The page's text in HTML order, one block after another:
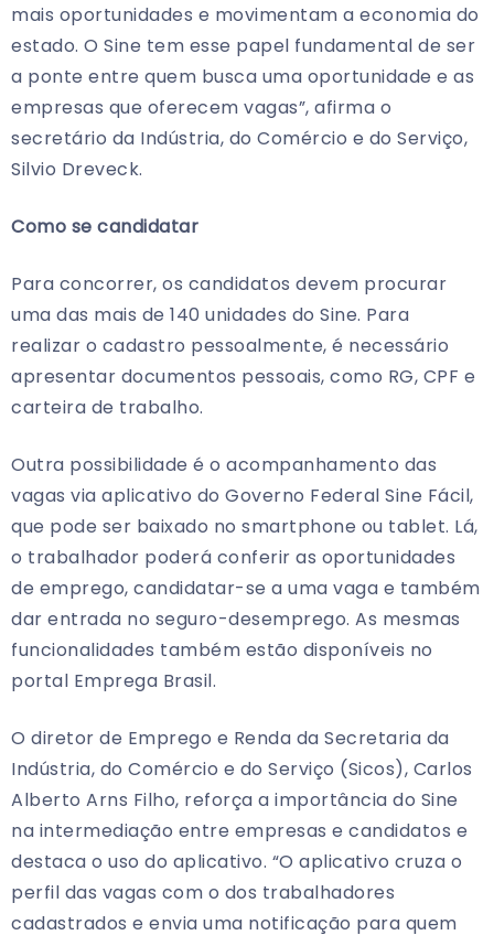
mais oportunidades e movimentam a economia do
estado. O Sine tem esse papel fundamental de ser
a ponte entre quem busca uma oportunidade e as
empresas que oferecem vagas”, afirma o
secretário da Indústria, do Comércio e do Serviço,
Silvio Dreveck.
Como se candidatar
Para concorrer, os candidatos devem procurar
uma das mais de 140 unidades do Sine. Para
realizar o cadastro pessoalmente, é necessário
apresentar documentos pessoais, como RG, CPF e
carteira de trabalho.
Outra possibilidade é o acompanhamento das
vagas via aplicativo do Governo Federal Sine Fácil,
que pode ser baixado no smartphone ou tablet. Lá,
o trabalhador poderá conferir as oportunidades
de emprego, candidatar-se a uma vaga e também
dar entrada no seguro-desemprego. As mesmas
funcionalidades também estão disponíveis no
portal Emprega Brasil.
O diretor de Emprego e Renda da Secretaria da
Indústria, do Comércio e do Serviço (Sicos), Carlos
Alberto Arns Filho, reforça a importância do Sine
na intermediação entre empresas e candidatos e
destaca o uso do aplicativo. “O aplicativo cruza o
perfil das vagas com o dos trabalhadores
cadastrados e envia uma notificação para quem